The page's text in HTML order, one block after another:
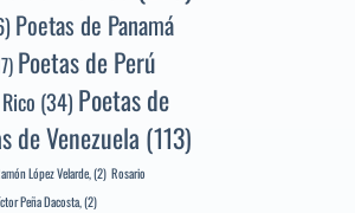
Poetas de Panamá
Poetas de Perú
(34) Poetas de
de Venezuela (113)
López Velarde,(2) Rosario
Peña Dacosta,(2)